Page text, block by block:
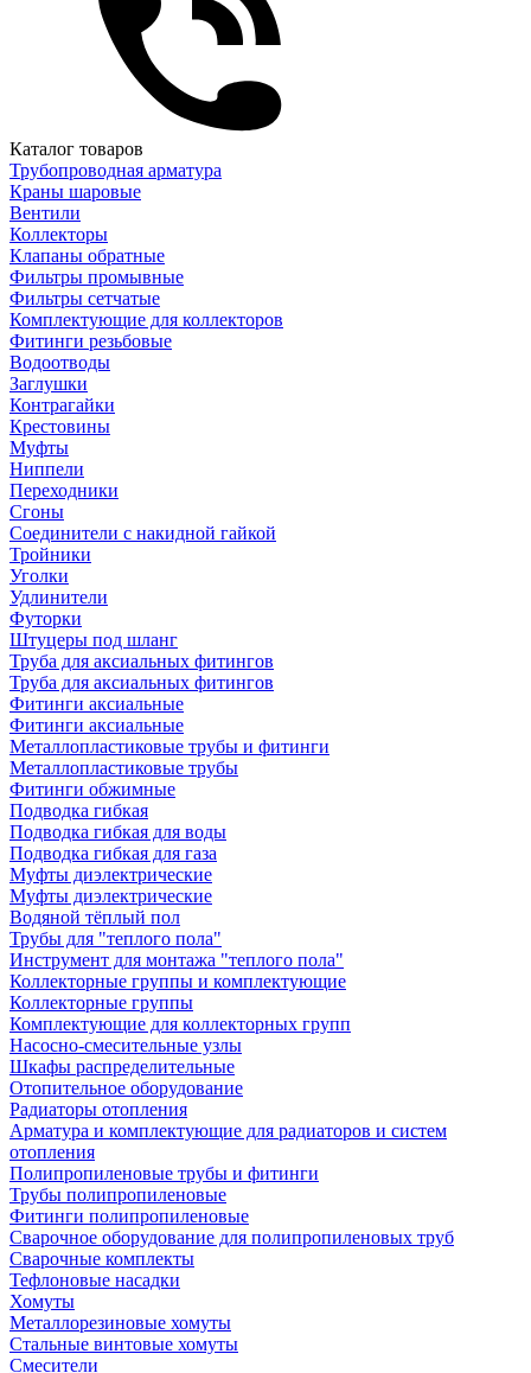
Каталог товаров
Трубопроводная арматура
Краны шаровые
Вентили
Коллекторы
Клапаны обратные
Фильтры промывные
Фильтры сетчатые
Комплектующие для коллекторов
Фитинги резьбовые
Водоотводы
Заглушки
Контрагайки
Крестовины
Муфты
Ниппели
Переходники
Сгоны
Соединители с накидной гайкой
Тройники
Уголки
Удлинители
Футорки
Штуцеры под шланг
Труба для аксиальных фитингов
Труба для аксиальных фитингов
Фитинги аксиальные
Фитинги аксиальные
Металлопластиковые трубы и фитинги
Металлопластиковые трубы
Фитинги обжимные
Подводка гибкая
Подводка гибкая для воды
Подводка гибкая для газа
Муфты диэлектрические
Муфты диэлектрические
Водяной тёплый пол
Трубы для "теплого пола"
Инструмент для монтажа "теплого пола"
Коллекторные группы и комплектующие
Коллекторные группы
Комплектующие для коллекторных групп
Насосно-смесительные узлы
Шкафы распределительные
Отопительное оборудование
Радиаторы отопления
Арматура и комплектующие для радиаторов и систем
отопления
Полипропиленовые трубы и фитинги
Трубы полипропиленовые
Фитинги полипропиленовые
Сварочное оборудование для полипропиленовых труб
Сварочные комплекты
Тефлоновые насадки
Хомуты
Металлорезиновые хомуты
Стальные винтовые хомуты
Смесители